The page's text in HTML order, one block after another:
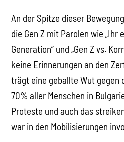
An der Spitze dieser
die Gen Z mit Parolen wie „Ihr
Generation“ und „Gen Z vs.
keine Erinnerungen an den
trägt eine geballte Wut gegen
70% aller Menschen in
Proteste und auch das
war in den Mobilisierungen